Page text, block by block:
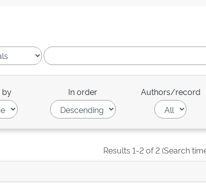
by In order Authors/record
Results 1-2 of 2 (Search